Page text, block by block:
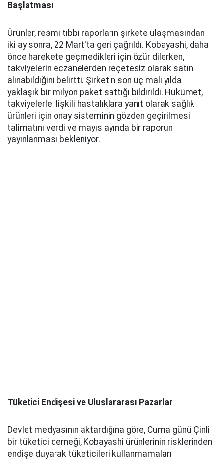
Başlatması
Ürünler, resmi tıbbi raporların şirkete ulaşmasından
iki ay sonra, 22 Mart'ta geri çağrıldı. Kobayashi, daha
önce harekete geçmedikleri için özür dilerken,
takviyelerin eczanelerden reçetesiz olarak satın
alınabildiğini belirtti. Şirketin son üç mali yılda
yaklaşık bir milyon paket sattığı bildirildi. Hükümet,
takviyelerle ilişkili hastalıklara yanıt olarak sağlık
ürünleri için onay sisteminin gözden geçirilmesi
talimatını verdi ve mayıs ayında bir raporun
yayınlanması bekleniyor.
Tüketici Endişesi ve Uluslararası Pazarlar
Devlet medyasının aktardığına göre, Cuma günü Çinli
bir tüketici derneği, Kobayashi ürünlerinin risklerinden
endişe duyarak tüketicileri kullanmamaları